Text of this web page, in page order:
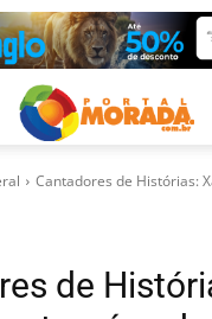
Cantadores de Histórias:
de